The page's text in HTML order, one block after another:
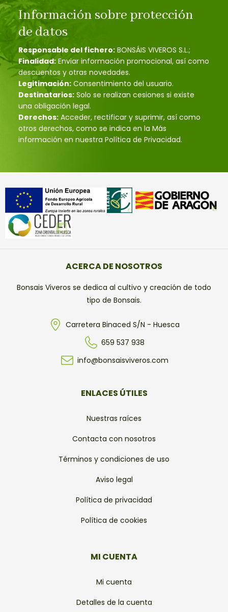
Información sobre protección
de datos
Responsable del fichero: BONSÁIS VIVEROS S.L.;
Finalidad: Enviar información promocional, así como
descuentos y otras novedades.
Legitimación: Consentimiento del usuario.
Destinatarios: Solo se realizan cesiones si existe
una obligación legal.
Derechos: Acceder, rectificar y suprimir, así como
otros derechos, como se indica en la Más
información en nuestra Política de Privacidad.
ACERCA DE NOSOTROS
Bonsais Viveros se dedica al cultivo y creación de todo
tipo de Bonsais.
Carretera Binaced S/N - Huesca
659 537 938
info@bonsaisviveros.com
ENLACES ÚTILES
Nuestras raíces
Contacta con nosotros
Términos y condiciones de uso
Aviso legal
Política de privacidad
Política de cookies
MI CUENTA
Mi cuenta
Detalles de la cuenta